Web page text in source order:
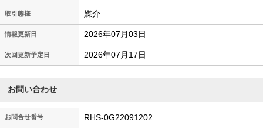
取引態様 媒介
情報更新日 2026年07月03日
次回更新予定日 2026年07月17日
お問い合わせ
お問合せ番号 RHS-0G22091202